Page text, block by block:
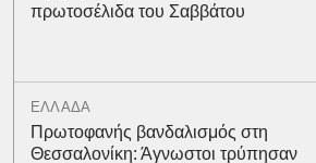
πρωτοσέλιδα του Σαββάτου
ΕΛΛΑΔΑ
Πρωτοφανής βανδαλισμός στη
Θεσσαλονίκη: Άγνωστοι τρύπησαν